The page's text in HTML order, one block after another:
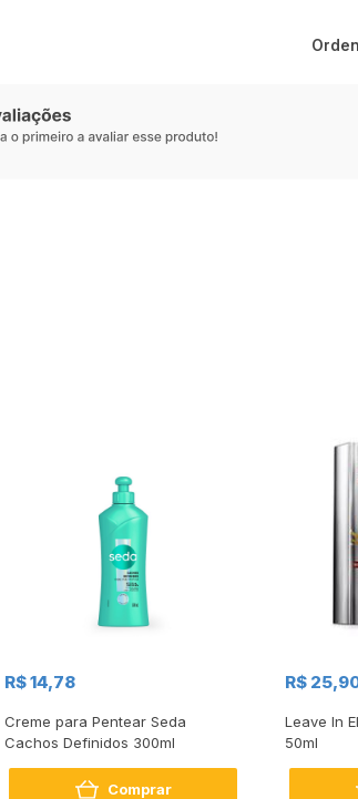
R$ 14,78
Creme para Pentear Seda
Cachos Definidos 300ml
Comprar
R$
Leave In
50ml